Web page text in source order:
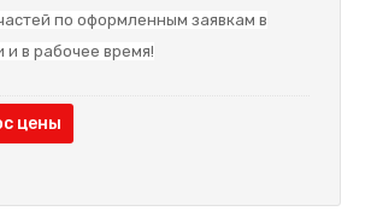
по оформленным заявкам в
и в рабочее время!
цены